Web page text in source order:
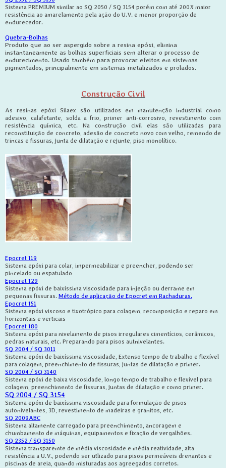
Sistema PREMIUM similar ao SQ 2050 / SQ 3154 porém com até 200X maior
resistência ao amarelamento pela ação do U.V. e menor proporção de
endurecedor.
Quebra-Bolhas
Produto que ao ser aspergido sobre a resina epóxi, elimina
instantaneamente as bolhas superficiais sem alterar o processo de
endurecimento. Usado também para provocar efeitos em sistemas
pigmentados, principalmente em sistemas metalizados e prolados.
Construção Civil
As resinas epóxi Silaex são utilizados em manutenção industrial como
adesivo, calafetante, solda a frio, primer anti-corrosivo, revestimento com
resistência química, etc. Na construção civil elas são utilizadas para
reconstituição de concreto, adesão de concreto novo com velho, remendo de
trincas e fissuras, junta de dilatação e rejunte, piso monolítico.
Epocret 119
Sistema epóxi para colar, impermeabilizar e preencher, podendo ser
pincelado ou espatulado
Epocret 129
Sistema epóxi de baixíssima viscosidade para injeção ou derrame em
pequenas fissuras. Método de aplicação de Epocret em Rachaduras.
Epocret 151
Sistema epóxi viscoso e tixotrópico para colagem, recomposição e reparo em
horizontais e verticais
Epocret 180
Sistema epóxi para nivelamento de pisos irregulares cimentícios, cerâmicos,
pedras naturais, etc. Preparando para pisos autnivelantes.
SQ 2004 / SQ 3011
Sistema epóxi de baixíssima viscosidade, Extenso tempo de trabalho e flexível
para colagem, preenchimento de fissuras, juntas de dilatação e primer.
SQ 2004 / SQ 3140
Sistema epóxi de baixa viscosidade, longo tempo de trabalho e flexível para
colagem, preenchimento de fissuras, juntas de dilatação e como primer.
SQ 2004 / SQ 3154
Sistema epóxi de baixíssima viscosidade para formulação de pisos
autonivelantes, 3D, revestimento de madeiras e granitos, etc.
SQ 2009ABC
Sistema altamente carregado para preenchimento, ancoragem e
chumbamento de máquinas, equipamentos e fixação de vergalhões.
SQ 2352 / SQ 3150
Sistema transparemte de média viscosidade e média reatividade, alta
resistência a U.V., podendo ser utlizado para pisos permeáveis drenantes e
piscinas de areia, quando misturadas aos agreegados corretos.